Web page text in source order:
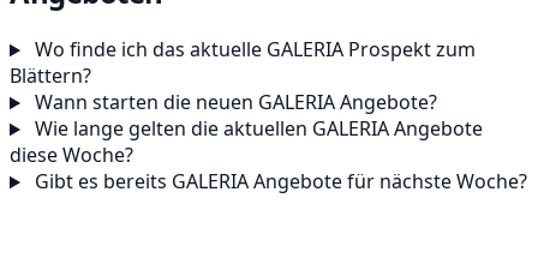
Wo finde ich das aktuelle GALERIA Prospekt zum
Blättern?
Wann starten die neuen GALERIA Angebote?
Wie lange gelten die aktuellen GALERIA Angebote
diese Woche?
Gibt es bereits GALERIA Angebote für nächste Woche?